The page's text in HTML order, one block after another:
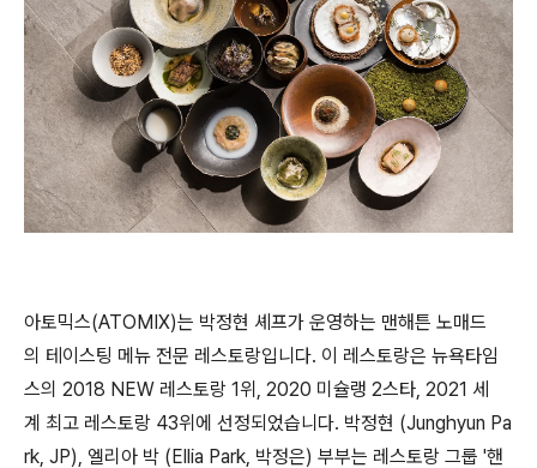
아토믹스(ATOMIX)는 박정현 셰프가 운영하는 맨해튼 노매드
의 테이스팅 메뉴 전문 레스토랑입니다. 이 레스토랑은 뉴욕타임
스의 2018 NEW 레스토랑 1위, 2020 미슐랭 2스타, 2021 세
계 최고 레스토랑 43위에 선정되었습니다. 박정현 (Junghyun Pa
rk, JP), 엘리아 박 (Ellia Park, 박정은) 부부는 레스토랑 그룹 '핸